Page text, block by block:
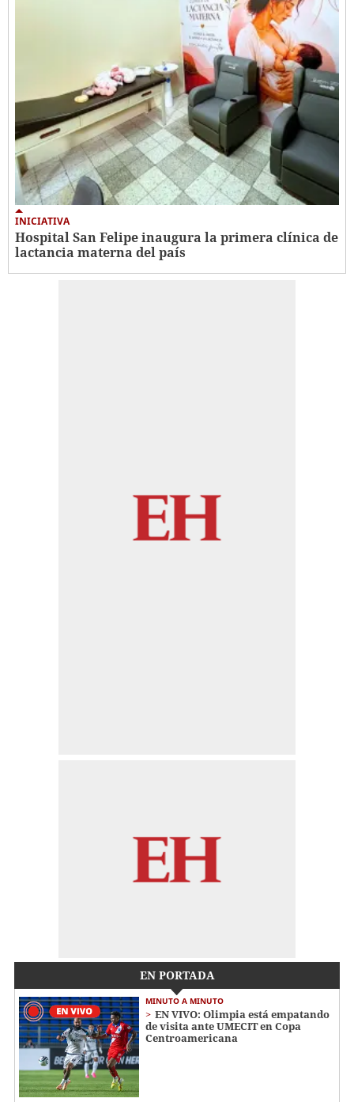
INICIATIVA
Hospital San Felipe inaugura la primera clínica de
lactancia materna del país
EN PORTADA
MINUTO A MINUTO
EN VIVO: Olimpia está empatando
de visita ante UMECIT en Copa
Centroamericana